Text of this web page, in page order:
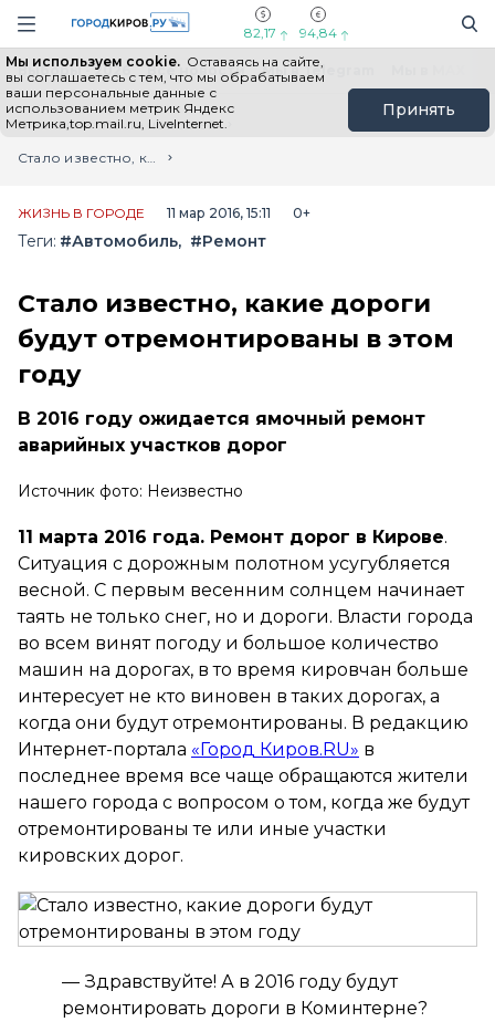
Навигация сайта
82,17 94,84
Мы используем cookie. Оставаясь на сайте,
вы соглашаетесь с тем, что мы обрабатываем
ваши персональные данные с
использованием метрик Яндекс
Метрика,top.mail.ru, LiveInternet.
Принять
Выборы - 2026 Все новости Мы в Telegram
Главная
Лента новостей
Стало известно, какие дороги будут отремонтированы в этом году
ЖИЗНЬ В ГОРОДЕ 11 мар 2016, 15:11 0+
Теги: #Автомобиль #Ремонт
Стало известно, какие дороги
будут отремонтированы в этом
году
В 2016 году ожидается ямочный ремонт
аварийных участков дорог
Источник фото: Неизвестно
11 марта 2016 года. Ремонт дорог в Кирове.
Ситуация с дорожным полотном усугубляется
весной. С первым весенним солнцем начинает
таять не только снег, но и дороги. Власти города
во всем винят погоду и большое количество
машин на дорогах, в то время кировчан больше
интересует не кто виновен в таких дорогах, а
когда они будут отремонтированы. В редакцию
Интернет-портала «Город Киров.RU» в
последнее время все чаще обращаются жители
нашего города с вопросом о том, когда же будут
отремонтированы те или иные участки
кировских дорог.
— Здравствуйте! А в 2016 году будут
ремонтировать дороги в Коминтерне?